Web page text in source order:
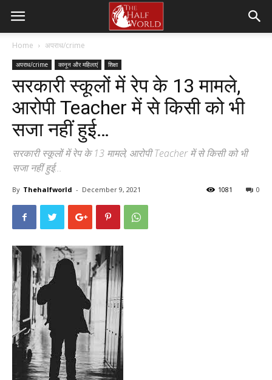
Home अपराध/crime
अपराध/crime कानून और महिलाएं शिक्षा
सरकारी स्कूलों में रेप के 13 मामले,
आरोपी Teacher में से किसी को भी
सजा नहीं हुई…
सरकारी स्कूलों में रेप के 13 मामले, आरोपी Teacher में से किसी को भी
सजा नहीं हुई...
By Thehalfworld - December 9, 2021 0
1081